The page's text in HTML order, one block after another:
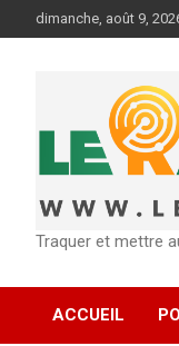
au
dimanche, août 9,
Traquer et mettre
ACCUEIL